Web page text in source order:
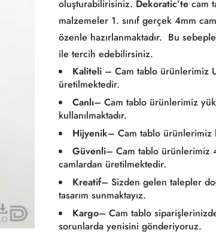
oluşturabilirisiniz. Dekoratic’te cam
malzemeler 1. sınıf gerçek 4mm
özenle hazırlanmaktadır. Bu sebeple
ile tercih edebilirsiniz.
Kaliteli – Cam tablo ürünlerimiz
üretilmektedir.
Canlı– Cam tablo ürünlerimiz
kullanılmaktadır.
Hijyenik– Cam tablo ürünlerimiz
Güvenli– Cam tablo ürünlerimiz
camlardan üretilmektedir.
Kreatif– Sizden gelen talepler
tasarım sunmaktayız.
Kargo– Cam tablo
sorunlarda yenisini gönderiyoruz.